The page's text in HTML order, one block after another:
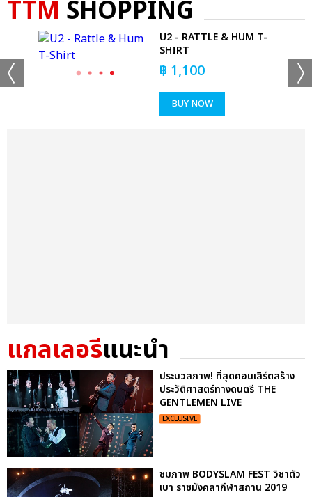
TTM SHOPPING
U2 - RATTLE & HUM T-
SHIRT
฿ 1,100
BUY NOW
แกลเลอรีแนะนำ
ประมวลภาพ! ที่สุดคอนเสิร์ตสร้าง
ประวัติศาสตร์ทางดนตรี THE
GENTLEMEN LIVE
EXCLUSIVE
ชมภาพ BODYSLAM FEST วิชาตัว
เบา ราชมังคลากีฬาสถาน 2019